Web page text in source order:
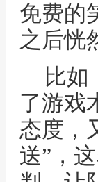
免费的
之后恍
比如
了游戏
态度，
送”，